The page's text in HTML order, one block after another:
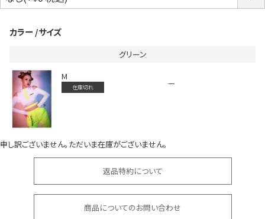
インスタ写真投稿キャンペーン！
会員登録でいつでもお得に
カラー サイズ
グリーン
M
在庫切れ —
申し訳ございません。ただいま在庫がございません。
返品特約について
商品についてのお問い合わせ